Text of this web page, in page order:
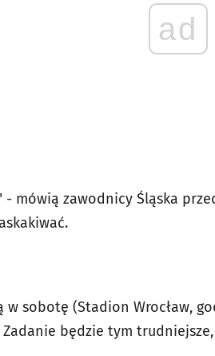
ad
mówią zawodnicy Śląska
w sobotę (Stadion Wrocław,
będzie tym